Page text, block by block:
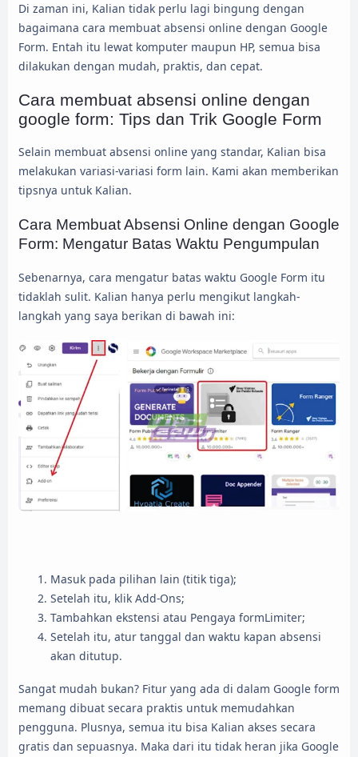
Di zaman ini, Kalian tidak perlu lagi bingung dengan
bagaimana cara membuat absensi online dengan Google
Form. Entah itu lewat komputer maupun HP, semua bisa
dilakukan dengan mudah, praktis, dan cepat.
Cara membuat absensi online dengan
google form: Tips dan Trik Google Form
Selain membuat absensi online yang standar, Kalian bisa
melakukan variasi-variasi form lain. Kami akan memberikan
tipsnya untuk Kalian.
Cara Membuat Absensi Online dengan Google
Form: Mengatur Batas Waktu Pengumpulan
Sebenarnya, cara mengatur batas waktu Google Form itu
tidaklah sulit. Kalian hanya perlu mengikut langkah-
langkah yang saya berikan di bawah ini:
Masuk pada pilihan lain (titik tiga);
Setelah itu, klik Add-Ons;
Tambahkan ekstensi atau Pengaya formLimiter;
Setelah itu, atur tanggal dan waktu kapan absensi
akan ditutup.
Sangat mudah bukan? Fitur yang ada di dalam Google form
memang dibuat secara praktis untuk memudahkan
pengguna. Plusnya, semua itu bisa Kalian akses secara
gratis dan sepuasnya. Maka dari itu tidak heran jika Google